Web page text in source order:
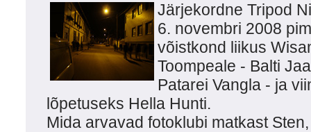
Järjekordne Tripod
6. novembri 2008
võistkond liikus
Toompeale - Balti
Patarei Vangla - ja
lõpetuseks Hella Hunti.
Mida arvavad fotoklubi matkast